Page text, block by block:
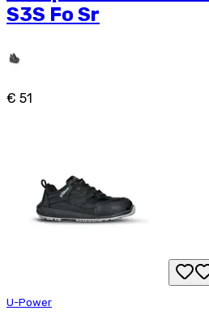
S3S Fo Sr
€ 51
U-Power